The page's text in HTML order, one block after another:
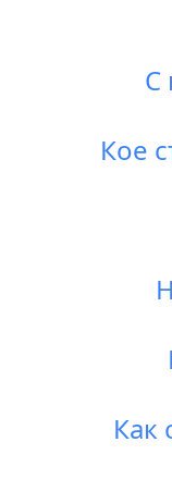
С
Кое
Как